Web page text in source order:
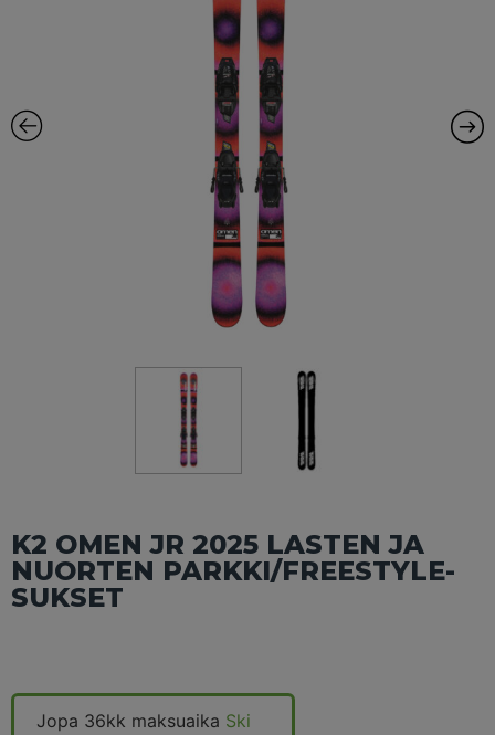
K2 OMEN JR 2025 LASTEN JA
NUORTEN PARKKI/FREESTYLE-
SUKSET
Jopa 36kk maksuaika Ski